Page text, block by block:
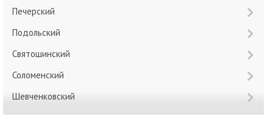
Печерский
Подольский
Святошинский
Соломенский
Шевченковский